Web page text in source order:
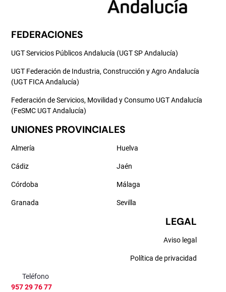
FEDERACIONES
UGT Servicios Públicos Andalucía (UGT SP Andalucía)
UGT Federación de Industria, Construcción y Agro Andalucía
(UGT FICA Andalucía)
Federación de Servicios, Movilidad y Consumo UGT Andalucía
(FeSMC UGT Andalucía)
UNIONES PROVINCIALES
Almería
Cádiz
Córdoba
Granada
Huelva
Jaén
Málaga
Sevilla
LEGAL
Aviso legal
Política de privacidad
Teléfono
957 29 76 77